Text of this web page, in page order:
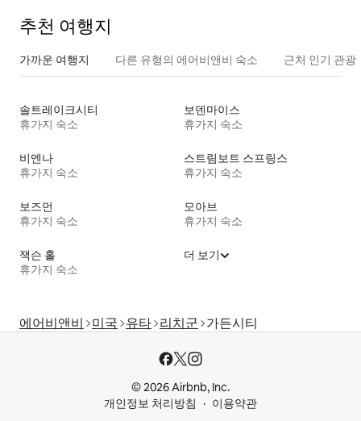
추천 여행지
가까운 여행지 다른 유형의 에어비앤비 숙소 근처 인기 관광
솔트레이크시티
휴가지 숙소
보덴마이스
휴가지 숙소
비엔나
휴가지 숙소
스트림보트 스프링스
휴가지 숙소
보즈먼
휴가지 숙소
모아브
휴가지 숙소
잭슨 홀
휴가지 숙소
더 보기
에어비앤비 미국 유타 리치군 가든시티
© 2026 Airbnb, Inc.
개인정보 처리방침
이용약관